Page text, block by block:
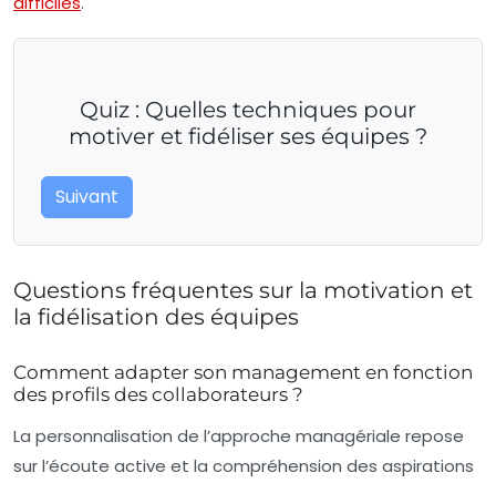
Quiz : Quelles techniques pour
motiver et fidéliser ses équipes ?
Suivant
Questions fréquentes sur la motivation et
la fidélisation des équipes
Comment adapter son management en fonction
des profils des collaborateurs ?
La personnalisation de l’approche managériale repose
sur l’écoute active et la compréhension des aspirations